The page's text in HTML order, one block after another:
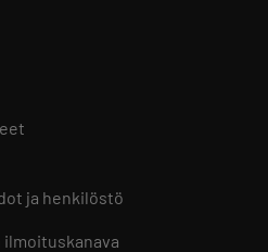
ja henkilöstö